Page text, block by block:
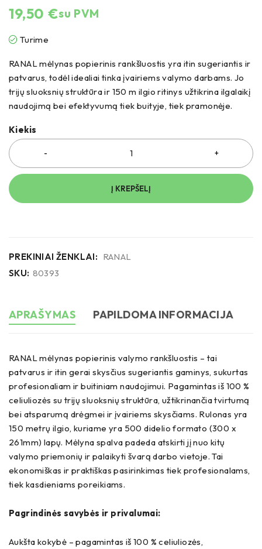
19,50 €su PVM
Turime
RANAL mėlynas popierinis rankšluostis yra itin sugeriantis ir
patvarus, todėl idealiai tinka įvairiems valymo darbams. Jo
trijų sluoksnių struktūra ir 150 m ilgio ritinys užtikrina ilgalaikį
naudojimą bei efektyvumą tiek buityje, tiek pramonėje.
Kiekis
Į KREPŠELĮ
PREKINIAI ŽENKLAI: RANAL
SKU: 80393
APRAŠYMAS PAPILDOMA INFORMACIJA
RANAL mėlynas popierinis valymo rankšluostis – tai
patvarus ir itin gerai skysčius sugeriantis gaminys, sukurtas
profesionaliam ir buitiniam naudojimui. Pagamintas iš 100 %
celiuliozės su trijų sluoksnių struktūra, užtikrinančia tvirtumą
bei atsparumą drėgmei ir įvairiems skysčiams. Rulonas yra
150 metrų ilgio, kuriame yra 500 didelio formato (300 x
261mm) lapų. Mėlyna spalva padeda atskirti jį nuo kitų
valymo priemonių ir palaikyti švarą darbo vietoje. Tai
ekonomiškas ir praktiškas pasirinkimas tiek profesionalams,
tiek kasdieniams poreikiams.
Pagrindinės savybės ir privalumai:
Aukšta kokybė – pagamintas iš 100 % celiuliozės,